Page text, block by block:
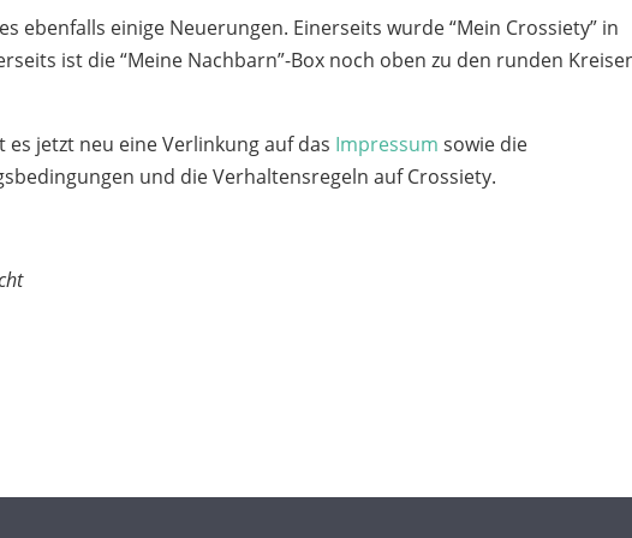
ebenfalls einige Neuerungen. Einerseits wurde “Mein Crossiety” in
ist die “Meine Nachbarn”-Box noch oben zu den runden
jetzt neu eine Verlinkung auf das Impressum sowie die
und die Verhaltensregeln auf Crossiety.